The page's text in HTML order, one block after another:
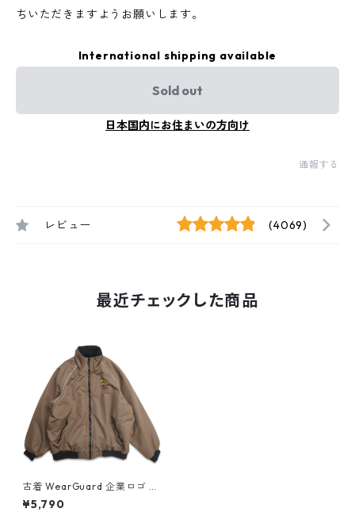
ちいただきますようお願いします。
International shipping available
Sold out
日本国内にお住まいの方向け
通報する
レビュー (4069)
最近チェックした商品
古着 WearGuard 企業ロゴ UP
S プリント 裏地フリース ジッ
プアップジャケット ブルゾン
¥5,790